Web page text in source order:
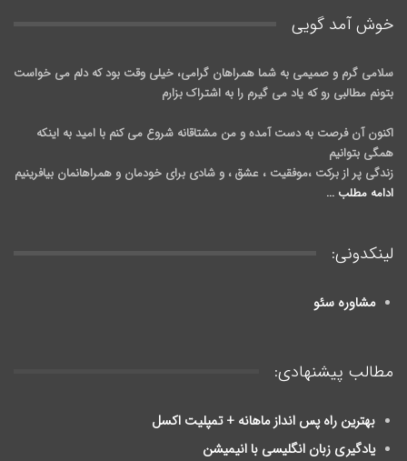
خوش آمد گويی
سلامی گرم و صمیمی به شما همراهان گرامی، خیلی وقت بود که دلم می خواست
بتونم مطالبی رو که یاد می گیرم را به اشتراک بزارم
اکنون آن فرصت به دست آمده و من مشتاقانه شروع می کنم با امید به اینکه
همگی بتوانیم
زندگی پر از برکت ،موفقیت ، عشق ، و شادی برای خودمان و همراهانمان بیافرینیم
ادامه مطلب ...
لینکدونی:
مشاوره سئو
مطالب پیشنهادی:
بهترین راه پس انداز ماهانه + تمپلیت اکسل
یادگیری زبان انگلیسی با انیمیشن